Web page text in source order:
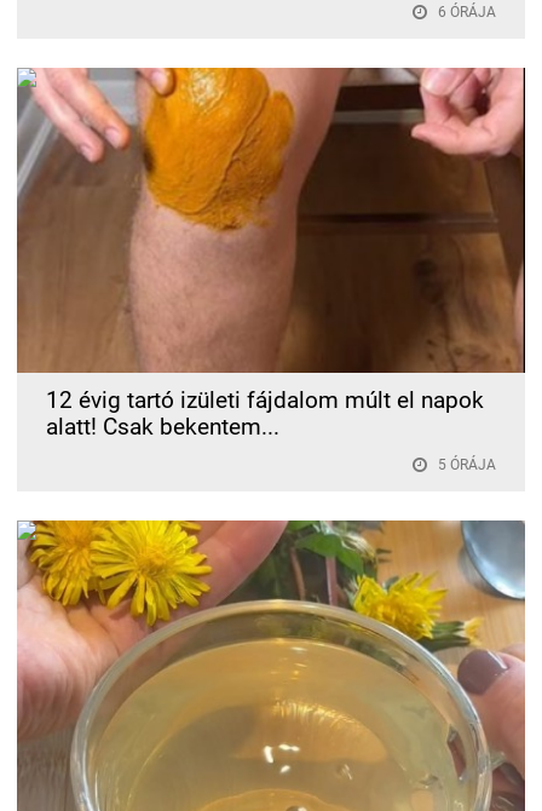
6 ÓRÁJA
12 évig tartó izületi fájdalom múlt el napok
alatt! Csak bekentem...
5 ÓRÁJA